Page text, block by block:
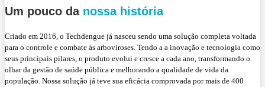
Um pouco danossa história
Criado em 2016, o Techdengue já nasceu sendo uma solução completa voltada
para o controle e combate às arboviroses. Tendo a a inovação e tecnologia como
seus principais pilares, o produto evolui e cresce a cada ano, transformando o
olhar da gestão de saúde pública e melhorando a qualidade de vida da
população. Nossa solução já teve sua eficácia comprovada por mais de 400